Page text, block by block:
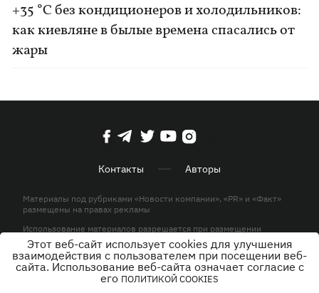
+35 °C без кондиционеров и холодильников:
как киевляне в былые времена спасались от
жары
Контакты Авторы
Материалы под рубриками «Новости компании», «PR» и «Факт»
размещены на правах рекламы
Использование материалов разрешается при размещении
активной гиперссылки на KP.UA в первом абзаце.
© ООО «ЮЛАВ МЕДИА»,2026. Все права защищены.
Этот веб-сайт использует cookies для улучшения
взаимодействия с пользователем при посещении веб-
сайта. Использование веб-сайта означает согласие с
его ПОЛИТИКОЙ COOKIES